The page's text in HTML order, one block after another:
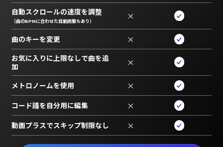
自動スクロールの速度を調整
（曲のBPMに合わせた自動調整もあり） ×
曲のキーを変更 ×
お気に入りに上限なしで曲を追
加
×
メトロノームを使用 ×
コード譜を自分用に編集 ×
動画プラスでスキップ制限なし ×